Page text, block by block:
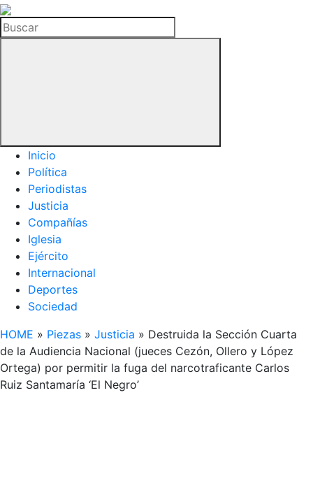
La
Hemeroteca
del
Buscar
Inicio
Política
Periodistas
Justicia
Compañías
Iglesia
Ejército
Internacional
Deportes
Sociedad
HOME » Piezas » Justicia » Destruida la Sección Cuarta
de la Audiencia Nacional (jueces Cezón, Ollero y López
Ortega) por permitir la fuga del narcotraficante Carlos
Ruiz Santamaría ‘El Negro’